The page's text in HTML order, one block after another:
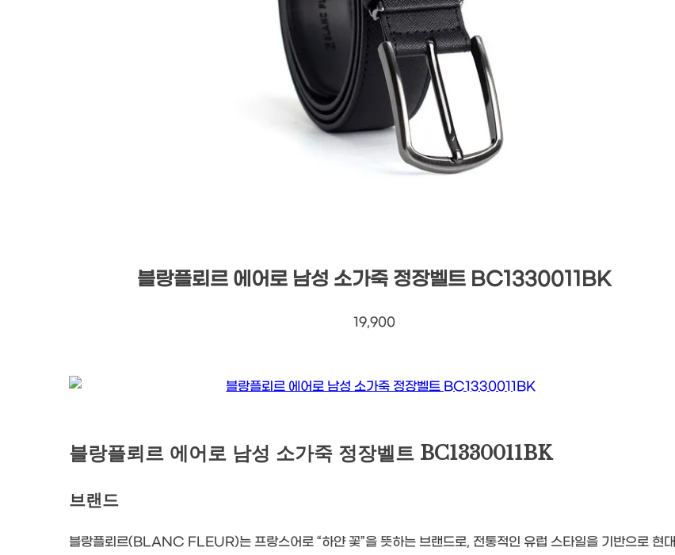
블랑플뢰르 에어로 남성 소가죽 정장벨트 BC1330011BK
19,900
블랑플뢰르 에어로 남성 소가죽 정장벨트 BC1330011BK
브랜드
블랑플뢰르(BLANC FLEUR)는 프랑스어로 “하얀 꽃”을 뜻하는 브랜드로, 전통적인 유럽 스타일을 기반으로 현대